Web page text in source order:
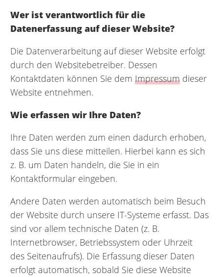
Wer ist verantwortlich für die
Datenerfassung auf dieser Website?
Die Datenverarbeitung auf dieser Website erfolgt
durch den Websitebetreiber. Dessen
Kontaktdaten können Sie dem Impressum dieser
Website entnehmen.
Wie erfassen wir Ihre Daten?
Ihre Daten werden zum einen dadurch erhoben,
dass Sie uns diese mitteilen. Hierbei kann es sich
z. B. um Daten handeln, die Sie in ein
Kontaktformular eingeben.
Andere Daten werden automatisch beim Besuch
der Website durch unsere IT-Systeme erfasst. Das
sind vor allem technische Daten (z. B.
Internetbrowser, Betriebssystem oder Uhrzeit
des Seitenaufrufs). Die Erfassung dieser Daten
erfolgt automatisch, sobald Sie diese Website